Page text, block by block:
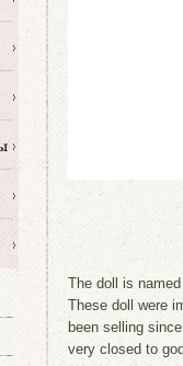
The doll is
These doll were
been selling
very closed to